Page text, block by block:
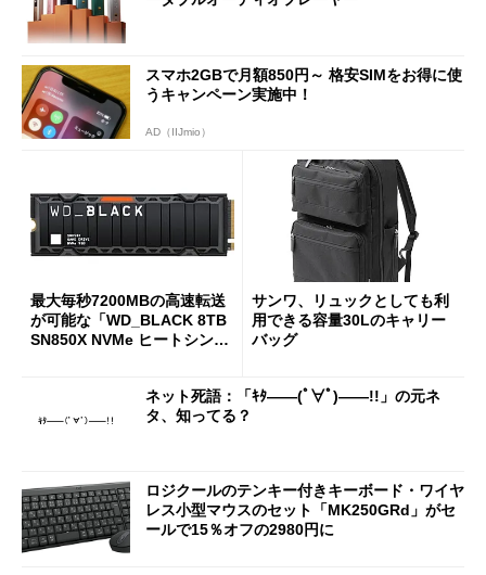
スマホ2GBで月額850円～ 格安SIMをお得に使
うキャンペーン実施中！
AD（IIJmio）
最大毎秒7200MBの高速転送
が可能な「WD_BLACK 8TB
SN850X NVMe ヒートシンク
サンワ、リュックとしても利
用できる容量30Lのキャリー
バッグ
ネット死語：「ｷﾀ――(ﾟ∀ﾟ)――!!」の元ネ
タ、知ってる？
ロジクールのテンキー付きキーボード・ワイヤ
レス小型マウスのセット「MK250GRd」がセ
ールで15％オフの2980円に